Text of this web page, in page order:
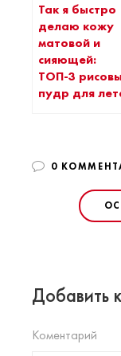
Так я быстро
делаю кожу
матовой и
сияющей:
ТОП-3
пудр для
0
Добавить
Коментарий